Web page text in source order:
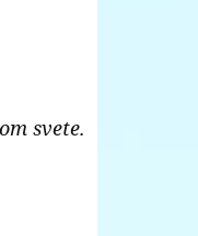
svete.